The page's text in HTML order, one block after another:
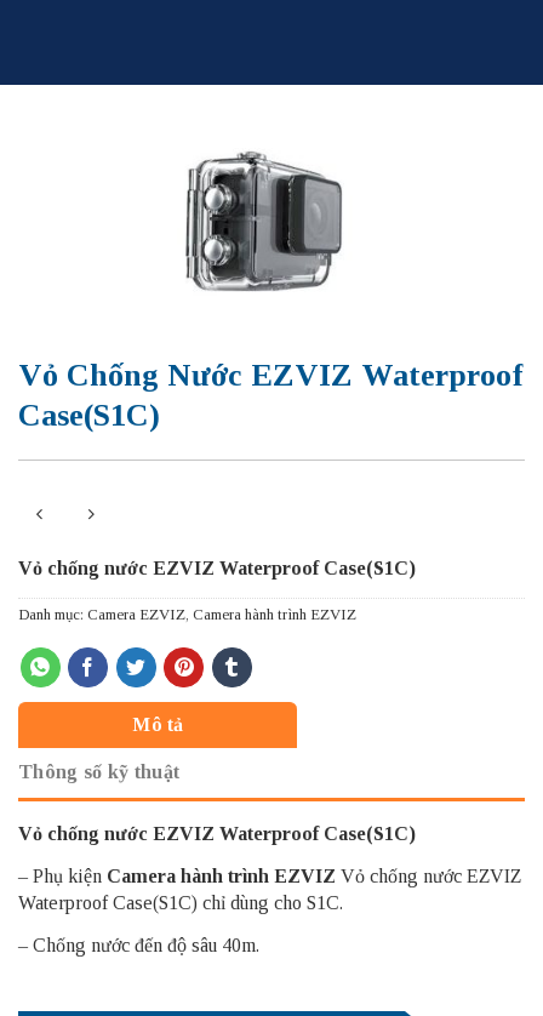
Vỏ Chống Nước EZVIZ Waterproof
Case(S1C)
Vỏ chống nước EZVIZ Waterproof Case(S1C)
Danh mục: Camera EZVIZ, Camera hành trình EZVIZ
Mô tả
Thông số kỹ thuật
Vỏ chống nước EZVIZ Waterproof Case(S1C)
– Phụ kiện Camera hành trình EZVIZ Vỏ chống nước EZVIZ
Waterproof Case(S1C) chỉ dùng cho S1C.
– Chống nước đến độ sâu 40m.